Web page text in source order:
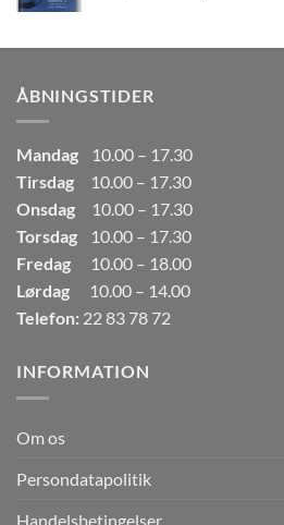
var:
er:
ÅBNINGSTIDER
Mandag
10.00 – 17.30
Tirsdag
10.00 – 17.30
Onsdag
10.00 – 17.30
Torsdag
10.00 – 17.30
Fredag
10.00 – 18.00
Lørdag
10.00 – 14.00
Telefon: 22 83 78 72
INFORMATION
Om os
Persondatapolitik
Handelsbetingelser